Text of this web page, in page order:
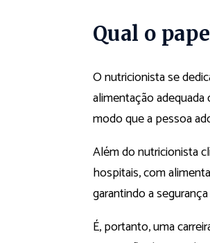
Qual o
O nutricionista se
alimentação
modo que a pessoa
Além do nutricionista
hospitais, com
garantindo a
É, portanto, uma